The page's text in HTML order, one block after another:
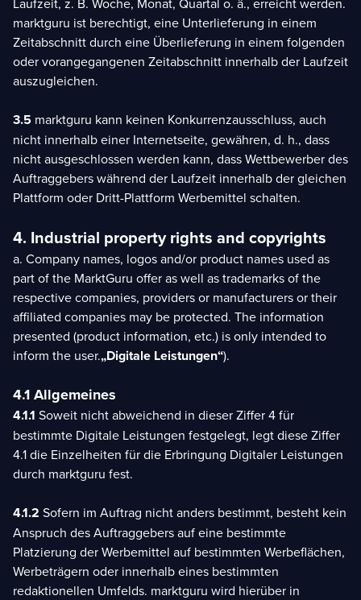
marktguru ist berechtigt, eine Unterlieferung in einem
Zeitabschnitt durch eine Überlieferung in einem folgenden
oder vorangegangenen Zeitabschnitt innerhalb der Laufzeit
auszugleichen.
3.5 marktguru kann keinen Konkurrenzausschluss, auch
nicht innerhalb einer Internetseite, gewähren, d. h., dass
nicht ausgeschlossen werden kann, dass Wettbewerber des
Auftraggebers während der Laufzeit innerhalb der gleichen
Plattform oder Dritt-Plattform Werbemittel schalten.
4. Industrial property rights and copyrights
a. Company names, logos and/or product names used as
part of the MarktGuru offer as well as trademarks of the
respective companies, providers or manufacturers or their
affiliated companies may be protected. The information
presented (product information, etc.) is only intended to
inform the user.„Digitale Leistungen“).
4.1 Allgemeines
4.1.1 Soweit nicht abweichend in dieser Ziffer 4 für
bestimmte Digitale Leistungen festgelegt, legt diese Ziffer
4.1 die Einzelheiten für die Erbringung Digitaler Leistungen
durch marktguru fest.
4.1.2 Sofern im Auftrag nicht anders bestimmt, besteht kein
Anspruch des Auftraggebers auf eine bestimmte
Platzierung der Werbemittel auf bestimmten Werbeflächen,
Werbeträgern oder innerhalb eines bestimmten
redaktionellen Umfelds. marktguru wird hierüber in